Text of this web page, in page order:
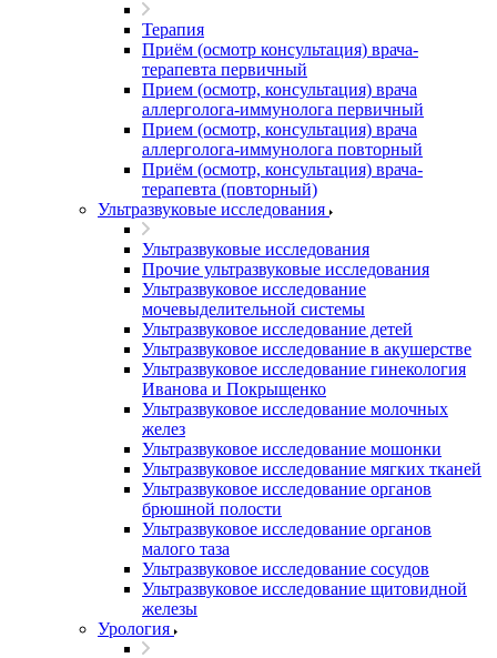
Терапия
Приём (осмотр консультация) врача-
терапевта первичный
Прием (осмотр, консультация) врача
аллерголога-иммунолога первичный
Прием (осмотр, консультация) врача
аллерголога-иммунолога повторный
Приём (осмотр, консультация) врача-
терапевта (повторный)
Ультразвуковые исследования
Ультразвуковые исследования
Прочие ультразвуковые исследования
Ультразвуковое исследование
мочевыделительной системы
Ультразвуковое исследование детей
Ультразвуковое исследование в акушерстве
Ультразвуковое исследование гинекология
Иванова и Покрыщенко
Ультразвуковое исследование молочных
желез
Ультразвуковое исследование мошонки
Ультразвуковое исследование мягких тканей
Ультразвуковое исследование органов
брюшной полости
Ультразвуковое исследование органов
малого таза
Ультразвуковое исследование сосудов
Ультразвуковое исследование щитовидной
железы
Урология